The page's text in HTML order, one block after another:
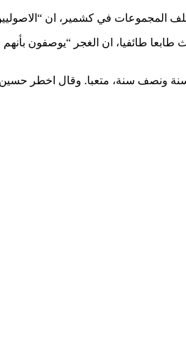
المجموعات في كشمير، ان
طابعا طائفيا، ان الغجر “يوصفون
سنة ونصف سنة، متعبا. وقال اخطر